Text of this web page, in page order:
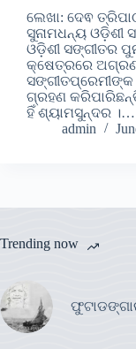
ଲେଖା: ଦେଵ
ସୁନାମଧନ୍ୟ ଓଡ଼ିଶୀ
ଓଡ଼ିଶୀ ସଙ୍ଗୀତର
କ୍ଷେତ୍ରରେ
ସଙ୍ଗୀତପ୍ରେମୀଙ୍କ
ଗ୍ରହଣ
ହିଁ ଶ୍ୟାମସୁନ୍ଦର ।…
admin
Trending now